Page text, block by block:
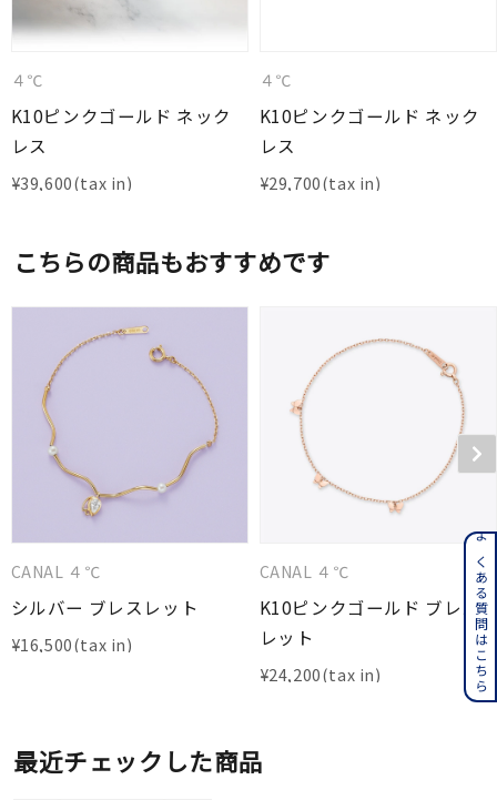
４℃
K10ピンクゴールド ネック
レス
¥39,600
４℃
K10ピンクゴールド ネック
レス
¥29,700
こちらの商品もおすすめです
CANAL ４℃
シルバー ブレスレット
¥16,500
CANAL ４℃
K10ピンクゴールド ブレス
レット
¥24,200
最近チェックした商品
よくある質問はこちら